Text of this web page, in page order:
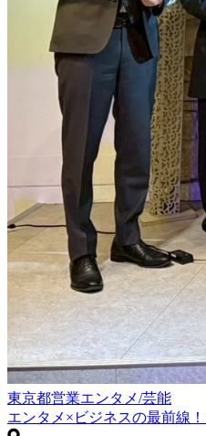
東京都営業エンタメ/芸能
エンタメ×ビジネスの最前線